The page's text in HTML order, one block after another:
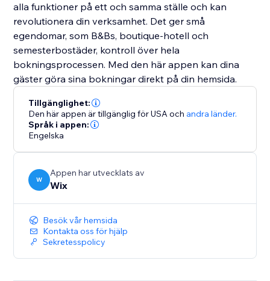
alla funktioner på ett och samma ställe och kan
revolutionera din verksamhet. Det ger små
egendomar, som B&Bs, boutique-hotell och
semesterbostäder, kontroll över hela
bokningsprocessen. Med den här appen kan dina
gäster göra sina bokningar direkt på din hemsida.
Tillgänglighet:
Den här appen är tillgänglig för USAoch andra länder.
Språk i appen:
Engelska
W
Appen har utvecklats av
Wix
Besök vår hemsida
Kontakta oss för hjälp
Sekretesspolicy